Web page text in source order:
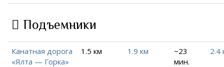
Подъемники
Канатная дорога
«Ялта — Горка»
1.5 км 1.9 км
~23
мин.
2.4